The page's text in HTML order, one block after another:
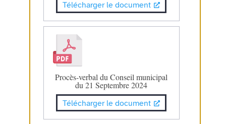
Télécharger le document
Procès-verbal du Conseil municipal
du 21 Septembre 2024
Télécharger le document